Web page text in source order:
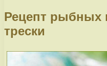
Рецепт рыбных
трески